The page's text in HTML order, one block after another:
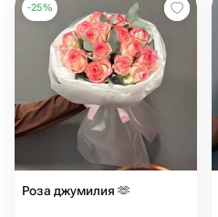
-25%
Роза джумилия 🫶